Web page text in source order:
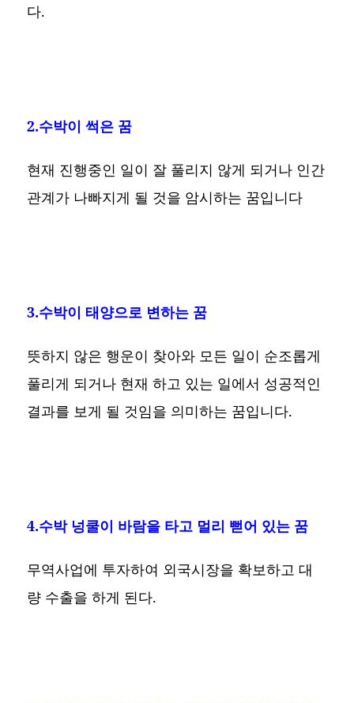
다.
2.수박이 썩은 꿈
현재 진행중인 일이 잘 풀리지 않게 되거나 인간
관계가 나빠지게 될 것을 암시하는 꿈입니다
3.수박이 태양으로 변하는 꿈
뜻하지 않은 행운이 찾아와 모든 일이 순조롭게
풀리게 되거나 현재 하고 있는 일에서 성공적인
결과를 보게 될 것임을 의미하는 꿈입니다.
4.수박 넝쿨이 바람을 타고 멀리 뻗어 있는 꿈
무역사업에 투자하여 외국시장을 확보하고 대
량 수출을 하게 된다.